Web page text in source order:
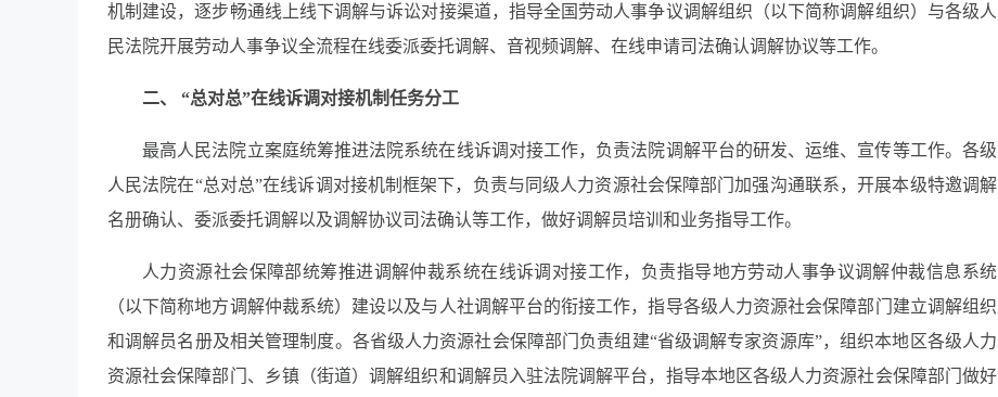
机制建设，逐步畅通线上线下调解与诉讼对接渠道，指导全国劳动人事争议调解组织（以下简称调解组织）与各级人
民法院开展劳动人事争议全流程在线委派委托调解、音视频调解、在线申请司法确认调解协议等工作。
二、 “总对总”在线诉调对接机制任务分工
最高人民法院立案庭统筹推进法院系统在线诉调对接工作，负责法院调解平台的研发、运维、宣传等工作。各级
人民法院在“总对总”在线诉调对接机制框架下，负责与同级人力资源社会保障部门加强沟通联系，开展本级特邀调解
名册确认、委派委托调解以及调解协议司法确认等工作，做好调解员培训和业务指导工作。
人力资源社会保障部统筹推进调解仲裁系统在线诉调对接工作，负责指导地方劳动人事争议调解仲裁信息系统
（以下简称地方调解仲裁系统）建设以及与人社调解平台的衔接工作，指导各级人力资源社会保障部门建立调解组织
和调解员名册及相关管理制度。各省级人力资源社会保障部门负责组建“省级调解专家资源库”，组织本地区各级人力
资源社会保障部门、乡镇（街道）调解组织和调解员入驻法院调解平台，指导本地区各级人力资源社会保障部门做好